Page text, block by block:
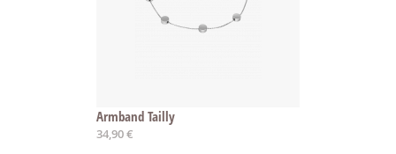
Armband Tailly
34,90 €